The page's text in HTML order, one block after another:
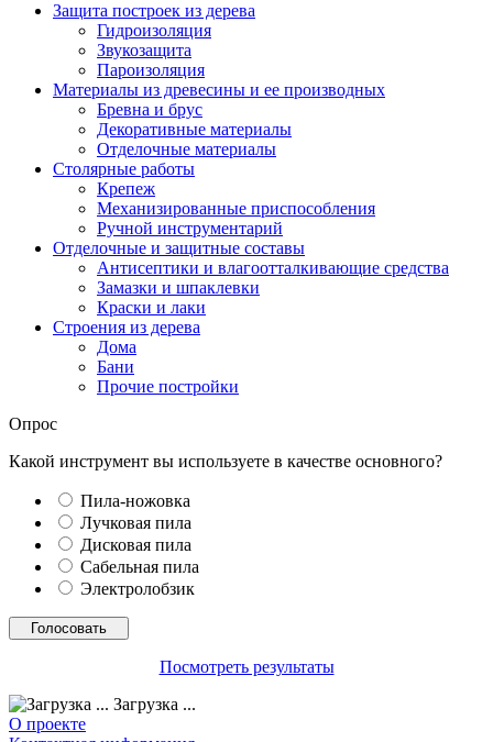
Защита построек из дерева
Гидроизоляция
Звукозащита
Пароизоляция
Материалы из древесины и ее производных
Бревна и брус
Декоративные материалы
Отделочные материалы
Столярные работы
Крепеж
Механизированные приспособления
Ручной инструментарий
Отделочные и защитные составы
Антисептики и влагоотталкивающие средства
Замазки и шпаклевки
Краски и лаки
Строения из дерева
Дома
Бани
Прочие постройки
Опрос
Какой инструмент вы используете в качестве основного?
Пила-ножовка
Лучковая пила
Дисковая пила
Сабельная пила
Электролобзик
Посмотреть результаты
Загрузка ...
О проекте